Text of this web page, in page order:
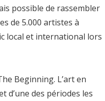
possible de rassembler
de 5.000 artistes à
local et international lors
Beginning. L’art en
d’une des périodes les